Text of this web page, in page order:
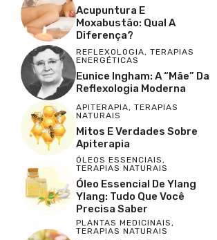
Acupuntura E
Moxabustão: Qual A
Diferença?
REFLEXOLOGIA, TERAPIAS
ENERGÉTICAS
Eunice Ingham: A “Mãe” Da
Reflexologia Moderna
APITERAPIA, TERAPIAS
NATURAIS
Mitos E Verdades Sobre
Apiterapia
ÓLEOS ESSENCIAIS,
TERAPIAS NATURAIS
Óleo Essencial De Ylang
Ylang: Tudo Que Você
Precisa Saber
PLANTAS MEDICINAIS,
TERAPIAS NATURAIS